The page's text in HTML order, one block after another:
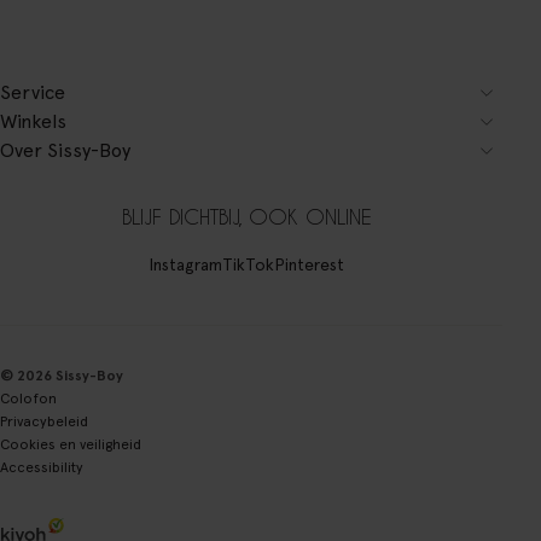
Service
Winkels
Over Sissy-Boy
BLIJF DICHTBIJ, OOK ONLINE
InstagramTikTokPinterest
© 2026 Sissy-Boy
Colofon
Privacybeleid
Cookies en veiligheid
Accessibility